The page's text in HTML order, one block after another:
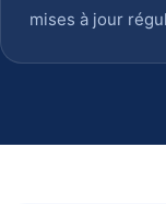
mises à jour